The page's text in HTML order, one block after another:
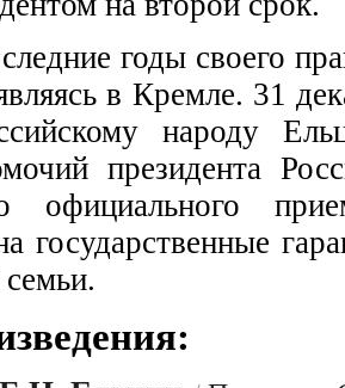
годы своего
в Кремле. 31
народу
президента
официального
государственные